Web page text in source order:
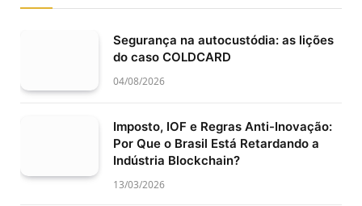
Segurança na autocustódia: as lições
do caso COLDCARD
04/08/2026
Imposto, IOF e Regras Anti-Inovação:
Por Que o Brasil Está Retardando a
Indústria Blockchain?
13/03/2026